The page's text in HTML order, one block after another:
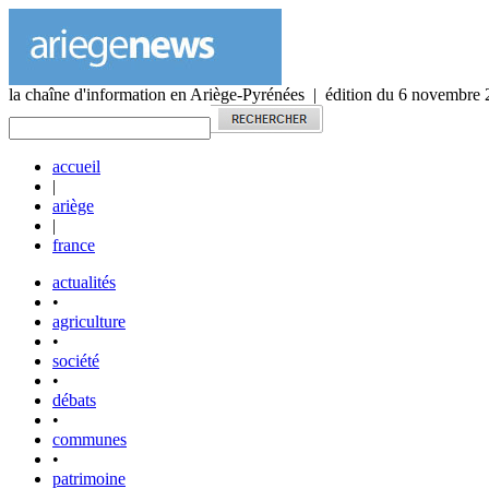
la chaîne d'information en Ariège-Pyrénées | édition du 6 novembre
accueil
|
ariège
|
france
actualités
•
agriculture
•
société
•
débats
•
communes
•
patrimoine